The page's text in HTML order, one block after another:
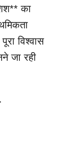
का
विश्वास
जा रही